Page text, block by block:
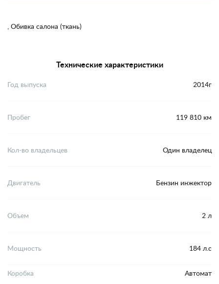
, Обивка салона (ткань)
Технические характеристики
Год выпуска 2014г
Пробег 119 810 км
Кол-во владельцев Один владелец
Двигатель Бензин инжектор
Объем 2 л
Мощность 184 л.с
Коробка Автомат